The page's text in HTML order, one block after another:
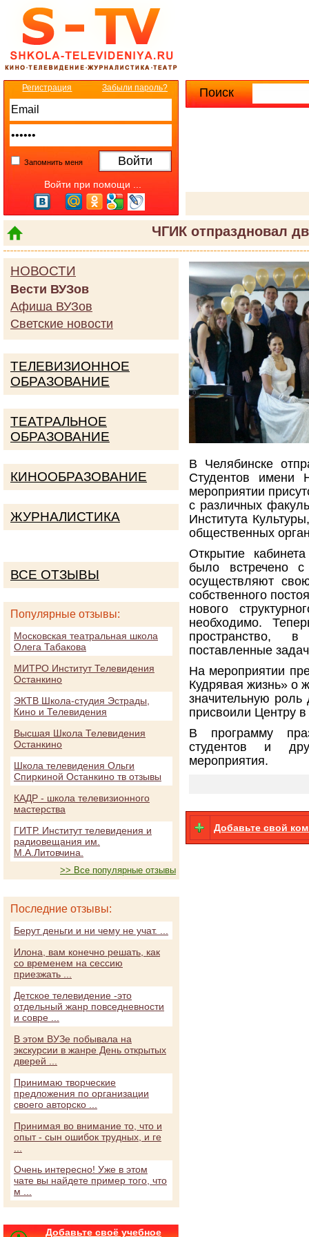
Поиск
ЧГИК отпраздновал
Регистрация Забыли пароль?
Запомнить меня
Войти при помощи ...
В Челябинске
Студентов имени
мероприятии
с различных
Института
общественных
Открытие
было встречено
осуществляют
собственного
нового
необходимо.
пространство,
поставленные
На мероприятии
Кудрявая жизнь» о
значительную
присвоили Центру
В программу
студентов и
мероприятия.
Добавьте свой
НОВОСТИ
Вести ВУЗов
Афиша ВУЗов
Светские новости
ТЕЛЕВИЗИОННОЕ
ОБРАЗОВАНИЕ
ТЕАТРАЛЬНОЕ
ОБРАЗОВАНИЕ
КИНООБРАЗОВАНИЕ
ЖУРНАЛИСТИКА
ВСЕ ОТЗЫВЫ
Популярные отзывы:
Московская театральная школа
Олега Табакова
МИТРО Институт Телевидения
Останкино
ЭКТВ Школа-студия Эстрады,
Кино и Телевидения
Высшая Школа Телевидения
Останкино
Школа телевидения Ольги
Спиркиной Останкино тв отзывы
КАДР - школа телевизионного
мастерства
ГИТР. Институт телевидения и
радиовещания им.
М.А.Литовчина.
>> Все популярные отзывы
Последние отзывы:
Берут деньги и ни чему не учат. ...
Илона, вам конечно решать, как
со временем на сессию
приезжать ...
Детское телевидение -это
отдельный жанр повседневности
и совре ...
В этом ВУЗе побывала на
экскурсии в жанре День открытых
дверей ...
Принимаю творческие
предложения по организации
своего авторско ...
Принимая во внимание то, что и
опыт - сын ошибок трудных, и ге
Очень интересно! Уже в этом
чате вы найдете пример того, что
м ...
Добавьте своё учебное